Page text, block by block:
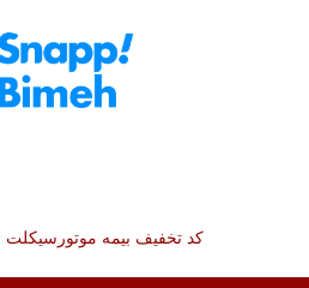
کد تخفیف بیمه موتورسیکلت